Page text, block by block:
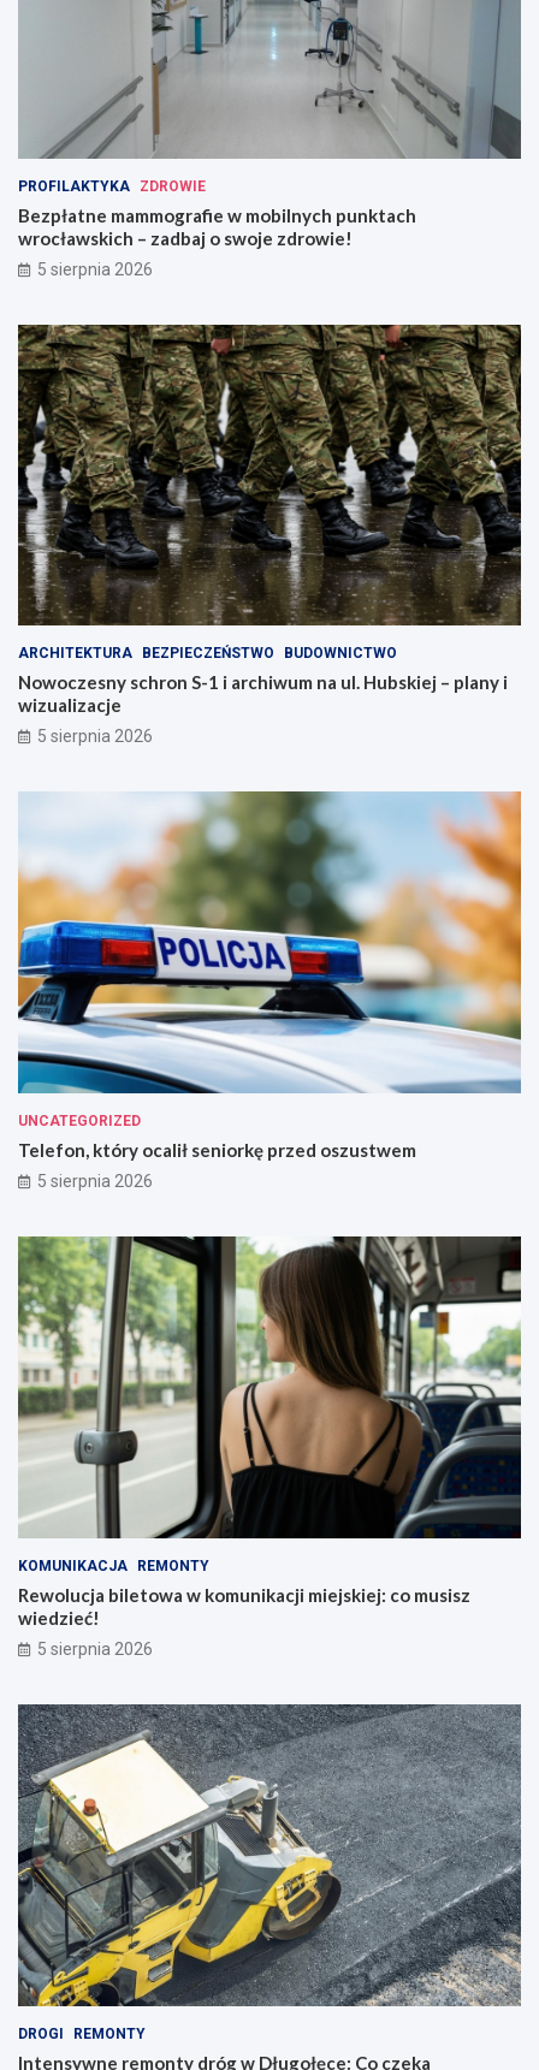
PROFILAKTYKA ZDROWIE
Bezpłatne mammografie w mobilnych punktach
wrocławskich – zadbaj o swoje zdrowie!
5 sierpnia 2026
ARCHITEKTURA BEZPIECZEŃSTWO BUDOWNICTWO
Nowoczesny schron S-1 i archiwum na ul. Hubskiej – plany i
wizualizacje
5 sierpnia 2026
UNCATEGORIZED
Telefon, który ocalił seniorkę przed oszustwem
5 sierpnia 2026
KOMUNIKACJA REMONTY
Rewolucja biletowa w komunikacji miejskiej: co musisz
wiedzieć!
5 sierpnia 2026
DROGI REMONTY
Intensywne remonty dróg w Długołęce: Co czeka